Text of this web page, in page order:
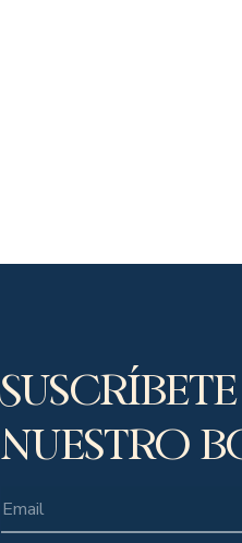
nuestro